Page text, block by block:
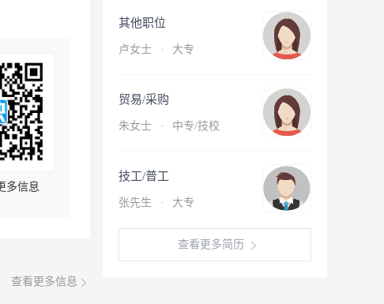
多信息
查看更多信息
其他职位
卢女士 · 大专
贸易/采购
朱女士 · 中专/技校
技工/普工
张先生 · 大专
查看更多简历